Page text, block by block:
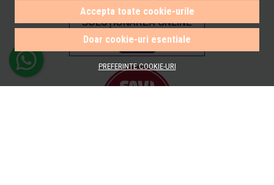
Accepta toate cookie-urile
Doar cookie-uri esentiale
PREFERINTE COOKIE-URI